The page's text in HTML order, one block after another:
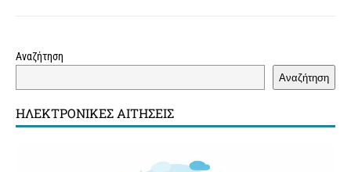
Αναζήτηση
Αναζήτηση
ΗΛΕΚΤΡΟΝΙΚΈΣ ΑΙΤΉΣΕΙΣ